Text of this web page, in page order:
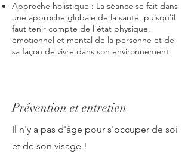
Approche holistique : La séance se fait dans
une approche globale de la santé, puisqu'il
faut tenir compte de l'état physique,
émotionnel et mental de la personne et de
sa façon de vivre dans son environnement.
Prévention et entretien
Il n'y a pas d'âge pour s'occuper de soi
et de son visage !